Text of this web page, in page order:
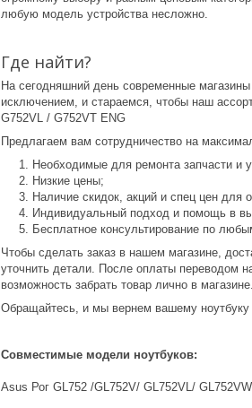
любую модель устройства несложно.
Где найти?
На сегодняшний день современные
исключением, и стараемся, чтобы наш
G752VL / G752VT ENG
Предлагаем вам сотрудничество на
Необходимые для ремонта запчасти и
Низкие цены;
Наличие скидок, акций и спец цен для
Индивидуальный подход и помощь в
Бесплатное консультирование по
Чтобы сделать заказ в нашем магазине,
уточнить детали. После оплаты переводом
возможность забрать товар лично в магазине.
Обращайтесь, и мы вернем вашему
Совместимые модели ноутбуков:
Asus Рог GL752 /GL752V/ GL752VL/